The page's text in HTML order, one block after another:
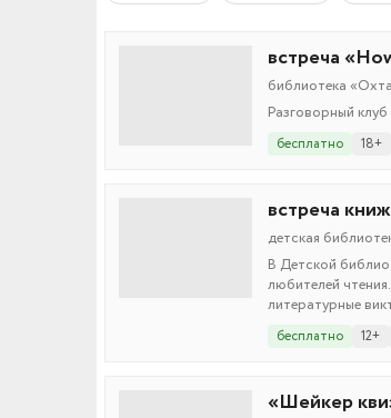
встреча
библиотека
Разговорный
бесплатно 18+
встреча
детская
В Детской
любителей
литературные
бесплатно 12+
«Шейкер